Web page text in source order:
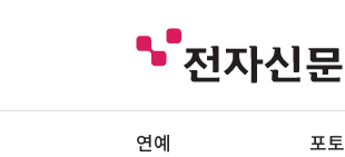
연예 포토